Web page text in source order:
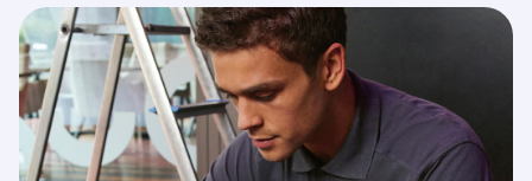
Blanco Textiel
Hobby Artikelen
DTF Transfers